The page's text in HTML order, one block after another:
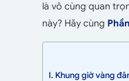
là vô cùng quan
này? Hãy cùng
I. Khung giờ vàng